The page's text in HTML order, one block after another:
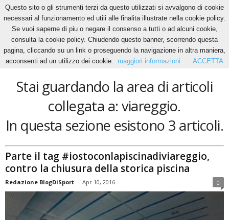
Home Tags Viareggio
viareggio
Stai guardando la area di articoli
collegata a: viareggio.
In questa sezione esistono 3 articoli.
Parte il tag #iostoconlapiscinadiviareggio,
contro la chiusura della storica piscina
Redazione BlogDiSport - Apr 10, 2016 0
Questo sito o gli strumenti terzi da questo utilizzati si avvalgono di cookie
necessari al funzionamento ed utili alle finalita illustrate nella cookie policy.
Se vuoi saperne di piu o negare il consenso a tutti o ad alcuni cookie,
consulta la cookie policy. Chiudendo questo banner, scorrendo questa
pagina, cliccando su un link o proseguendo la navigazione in altra maniera,
acconsenti ad un utilizzo dei cookie.
maggiori informazioni ACCETTA